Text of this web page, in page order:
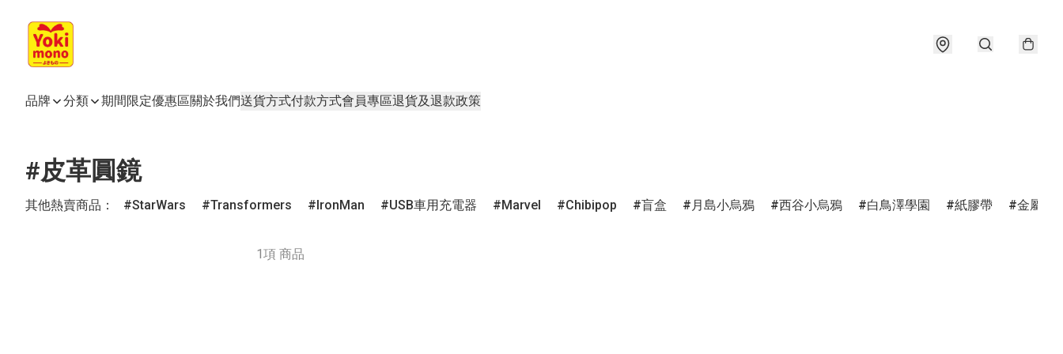
品牌 分類 期間限定優惠區關於我們送貨方式付款方式會員專區退貨及退款政策
#皮革圓鏡
其他熱賣商品： StarWars Transformers IronMan USB車用充電器 Marvel Chibipop 盲盒 月島小烏鴉 西谷小烏鴉 白鳥澤學園 紙膠帶 金屬書
1項 商品